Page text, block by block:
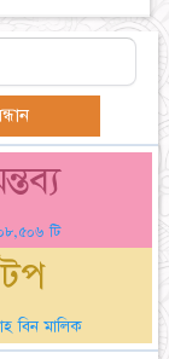
টি
টপ
বিন মালিক